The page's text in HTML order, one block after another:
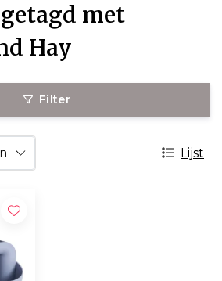
met
Hay
Filter
Lijst